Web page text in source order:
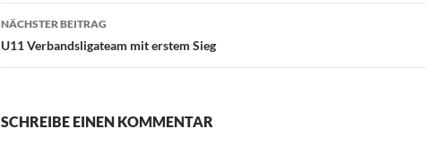
NÄCHSTER BEITRAG
U11 Verbandsligateam mit erstem Sieg
SCHREIBE EINEN KOMMENTAR